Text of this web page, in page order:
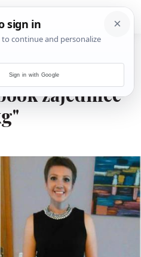
i
zajednice
Sign in with Google